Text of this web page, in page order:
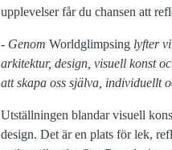
upplevelser får du chansen att
- Genom Worldglimpsing lyfter
arkitektur, design, visuell konst
att skapa oss själva, individuellt
Utställningen blandar visuell
design. Det är en plats för lek,